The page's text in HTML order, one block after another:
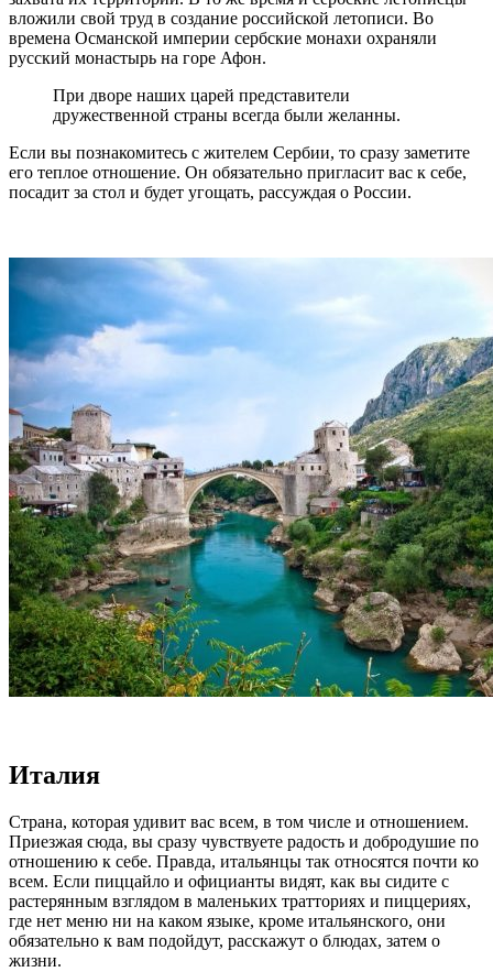
вложили свой труд в создание российской летописи. Во
времена Османской империи сербские монахи охраняли
русский монастырь на горе Афон.
При дворе наших царей представители
дружественной страны всегда были желанны.
Если вы познакомитесь с жителем Сербии, то сразу заметите
его теплое отношение. Он обязательно пригласит вас к себе,
посадит за стол и будет угощать, рассуждая о России.
Италия
Страна, которая удивит вас всем, в том числе и отношением.
Приезжая сюда, вы сразу чувствуете радость и добродушие по
отношению к себе. Правда, итальянцы так относятся почти ко
всем. Если пиццайло и официанты видят, как вы сидите с
растерянным взглядом в маленьких тратториях и пиццериях,
где нет меню ни на каком языке, кроме итальянского, они
обязательно к вам подойдут, расскажут о блюдах, затем о
жизни.